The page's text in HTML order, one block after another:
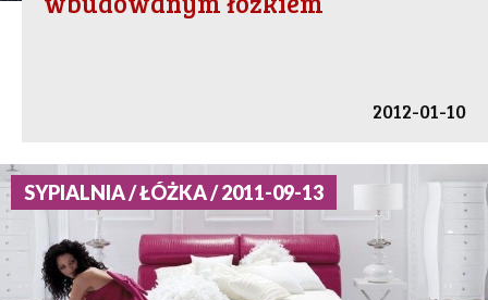
2012-01-10
SYPIALNIA / ŁÓŻKA / 2011-09-13